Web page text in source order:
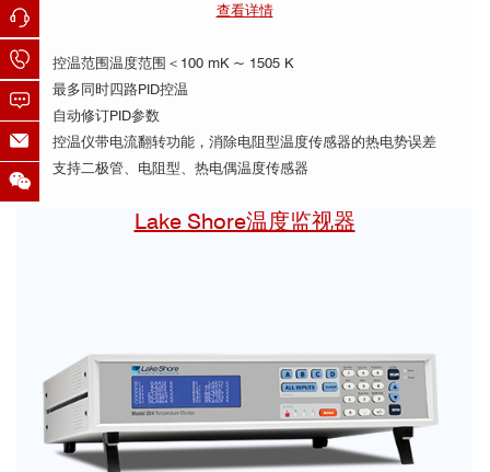
查看详情
☛ 控温范围温度范围＜100 mK ~ 1505 K
☛ 最多同时四路PID控温
☛ 自动修订PID参数
☛ 控温仪带电流翻转功能，消除电阻型温度传感器的热电势误差
☛ 支持二极管、电阻型、热电偶温度传感器
Lake Shore温度监视器